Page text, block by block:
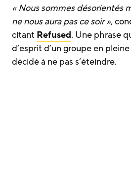
« Nous sommes désorientés
ne nous aura pas ce soir »,
citant Refused. Une phrase
d’esprit d’un groupe en
décidé à ne pas s’éteindre.